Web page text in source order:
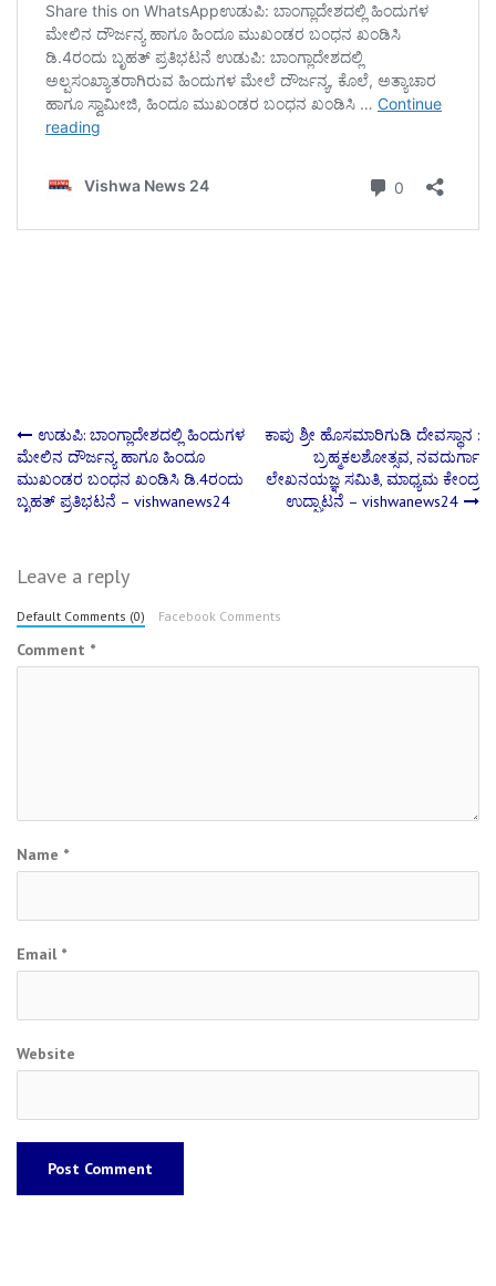
Post
navigation
ಉಡುಪಿ: ಬಾಂಗ್ಲಾದೇಶದಲ್ಲಿ ಹಿಂದುಗಳ
ಮೇಲಿನ ದೌರ್ಜನ್ಯ ಹಾಗೂ ಹಿಂದೂ
ಮುಖಂಡರ ಬಂಧನ ಖಂಡಿಸಿ ಡಿ.4ರಂದು
ಬೃಹತ್ ಪ್ರತಿಭಟನೆ – vishwanews24
ಕಾಪು ಶ್ರೀ ಹೊಸಮಾರಿಗುಡಿ ದೇವಸ್ಥಾನ :
ಬ್ರಹ್ಮಕಲಶೋತ್ಸವ, ನವದುರ್ಗಾ
ಲೇಖನಯಜ್ಞ ಸಮಿತಿ, ಮಾಧ್ಯಮ ಕೇಂದ್ರ
ಉದ್ಘಾಟನೆ – vishwanews24
Leave a reply
Default Comments (0) Facebook Comments
Comment *
Name *
Email *
Website